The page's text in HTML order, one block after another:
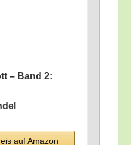
– Band 2:
auf Ama­zon